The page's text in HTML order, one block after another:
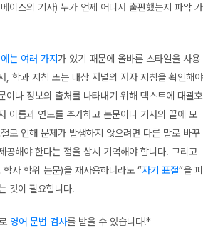
이스의 기사) 누가 언제 어디서 출판했는지 파악 가
는 여러 가지가 있기 때문에 올바른 스타일을 사용
, 학과 지침 또는 대상 저널의 저자 지침을 확인해야
이나 정보의 출처를 나타내기 위해 텍스트에 대괄호
이름과 연도를 추가하고 논문이나 기사의 끝에 모
로 인해 문제가 발생하지 않으려면 다른 말로 바꾸
공해야 한다는 점을 상시 기억해야 합니다. 그리고
사 학위 논문)을 재사용하더라도 “자기 표절“을 피
것이 필요합니다.
영어 문법 검사를 받을 수 있습니다!*